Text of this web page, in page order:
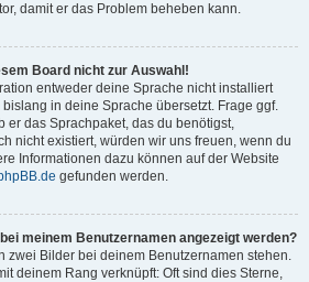
damit er das Problem beheben kann.
Board nicht zur Auswahl!
entweder deine Sprache nicht installiert
in deine Sprache übersetzt. Frage ggf.
er das Sprachpaket, das du benötigst,
nicht existiert, würden wir uns freuen, wenn du
Informationen dazu können auf der Website
gefunden werden.
meinem Benutzernamen angezeigt werden?
zwei Bilder bei deinem Benutzernamen stehen.
deinem Rang verknüpft: Oft sind dies Sterne,